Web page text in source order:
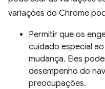
variações do Chrome
Permitir que os
cuidado especial
mudança. Eles
desempenho do
preocupações.